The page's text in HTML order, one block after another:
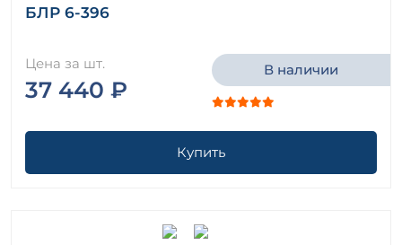
БЛР 6-396
Цена за шт.
37 440 ₽
В наличии
Купить